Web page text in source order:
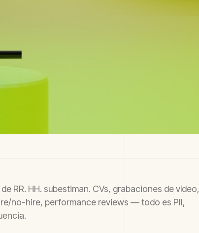
RR. HH. subestiman. CVs, grabaciones de vídeo,
no-hire, performance reviews — todo es PII,